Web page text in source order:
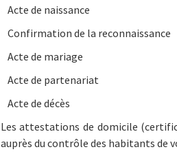
Acte de naissance
Confirmation de la reconnaissance
Acte de mariage
Acte de partenariat
Acte de décès
Les attestations de domicile
auprès du contrôle des habitants de